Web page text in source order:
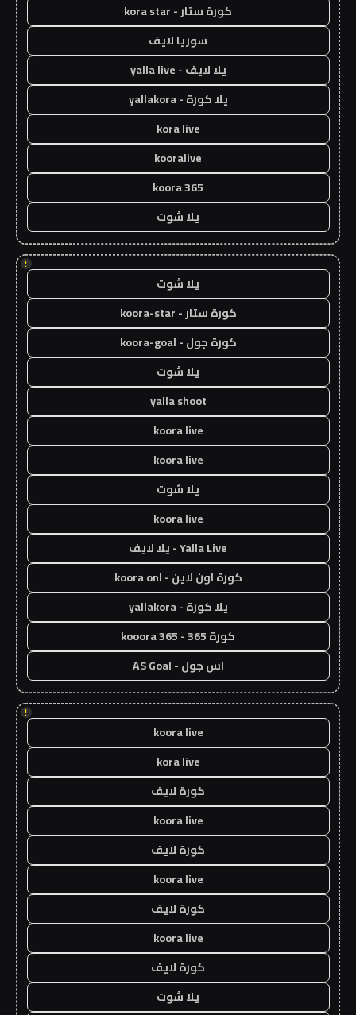
كورة ستار - kora star
سوريا لايف
يلا لايف - yalla live
يلا كورة - yallakora
kora live
kooralive
koora 365
يلا شوت
!
يلا شوت
كورة ستار - koora-star
كورة جول - koora-goal
يلا شوت
yalla shoot
koora live
koora live
يلا شوت
koora live
Yalla Live - يلا لايف
كورة اون لاين - koora onl
يلا كورة - yallakora
كورة 365 - kooora 365
اس جول - AS Goal
!
koora live
kora live
كورة لايف
koora live
كورة لايف
koora live
كورة لايف
koora live
كورة لايف
يلا شوت